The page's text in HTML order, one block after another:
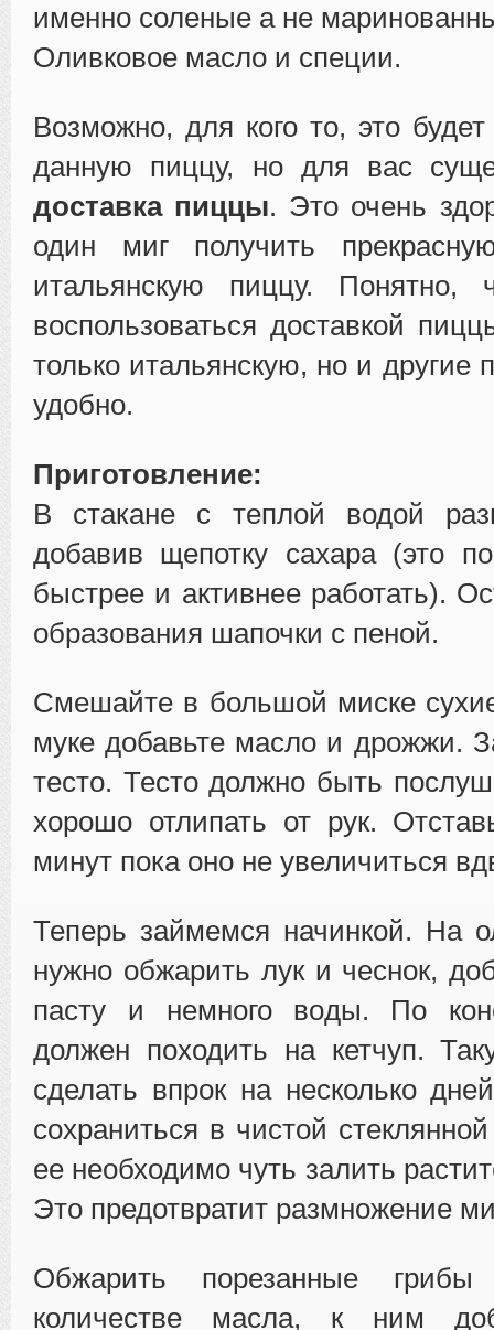
именно соленые а не
Оливковое масло и специи.
Возможно, для кого то, это
данную пиццу, но для вас
доставка пиццы. Это очень
один миг получить
итальянскую пиццу.
воспользоваться доставкой
только итальянскую, но и другие
удобно.
Приготовление:
В стакане с теплой водой
добавив щепотку сахара (это
быстрее и активнее работать).
образования шапочки с пеной.
Смешайте в большой миске
муке добавьте масло и дрожжи.
тесто. Тесто должно быть
хорошо отлипать от рук.
минут пока оно не увеличиться
Теперь займемся начинкой. На
нужно обжарить лук и чеснок,
пасту и немного воды. По
должен походить на кетчуп.
сделать впрок на несколько
сохраниться в чистой
ее необходимо чуть залить
Это предотвратит размножение
Обжарить порезанные
количестве масла, к ним